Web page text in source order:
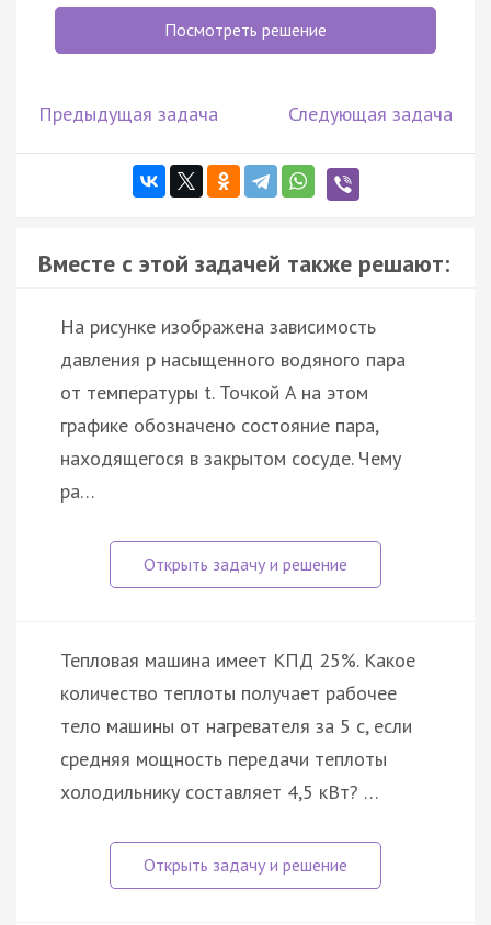
Посмотреть решение
Предыдущая задача Следующая задача
Вместе с этой задачей также решают:
На рисунке изображена зависимость
давления p насыщенного водяного пара
от температуры t. Точкой A на этом
графике обозначено состояние пара,
находящегося в закрытом сосуде. Чему
ра…
Тепловая машина имеет КПД 25%. Какое
количество теплоты получает рабочее
тело машины от нагревателя за 5 с, если
средняя мощность передачи теплоты
холодильнику составляет 4,5 кВт? …